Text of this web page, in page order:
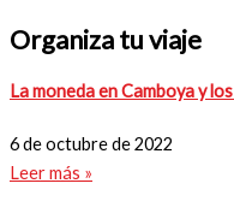
Organiza tu viaje
La moneda en Camboya y
6 de octubre de 2022
Leer más »